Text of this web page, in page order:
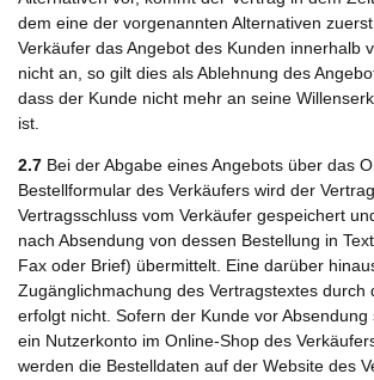
dem eine der vorgenannten Alternativen
Verkäufer das Angebot des Kunden innerhalb
nicht an, so gilt dies als Ablehnung des
dass der Kunde nicht mehr an seine
ist.
2.7 Bei der Abgabe eines Angebots über das
Bestellformular des Verkäufers wird der
Vertragsschluss vom Verkäufer gespeichert
nach Absendung von dessen Bestellung in
Fax oder Brief) übermittelt. Eine darüber
Zugänglichmachung des Vertragstextes durch
erfolgt nicht. Sofern der Kunde vor Absendung
ein Nutzerkonto im Online-Shop des
werden die Bestelldaten auf der Website des